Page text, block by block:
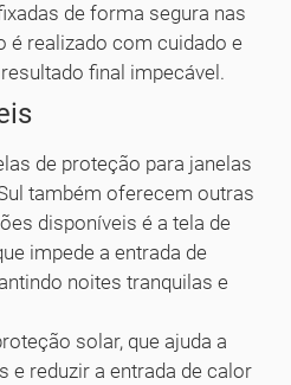
de forma segura nas
é realizado com cuidado e
final impecável.
de proteção para janelas
também oferecem outras
disponíveis é a tela de
impede a entrada de
noites tranquilas e
solar, que ajuda a
e reduzir a entrada de calor